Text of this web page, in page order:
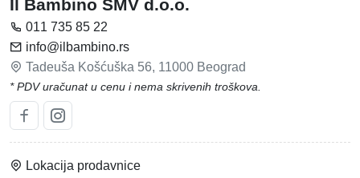
Il Bambino SMV d.o.o.
011 735 85 22
info@ilbambino.rs
Tadeuša Košćuška 56, 11000 Beograd
* PDV uračunat u cenu i nema skrivenih troškova.
Lokacija prodavnice